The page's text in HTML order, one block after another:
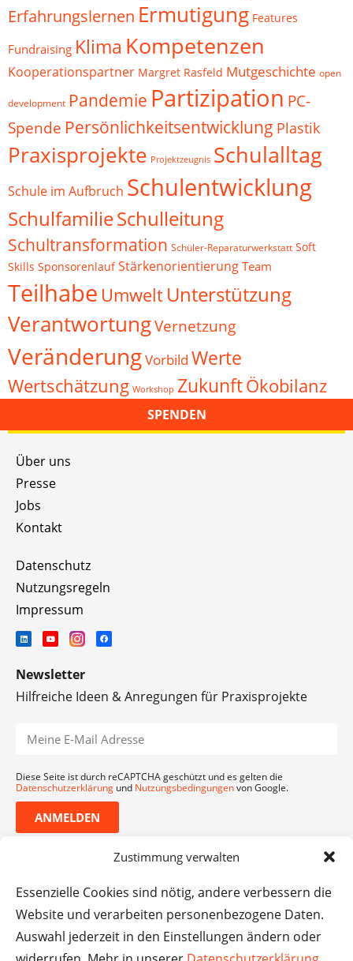
Zustimmung verwalten
Essenzielle Cookies sind nötig, andere verbessern die
Website und verarbeiten personenbezogene Daten.
Auswahl jederzeit in den Einstellungen ändern oder
Erfahrungslernen Ermutigung Features
Fundraising Klima Kompetenzen
Kooperationspartner Margret Rasfeld Mutgeschichte open
development Pandemie Partizipation PC-
Spende Persönlichkeitsentwicklung Plastik
Praxisprojekte Projektzeugnis Schulalltag
Schule im Aufbruch Schulentwicklung
SchulfamilieSchulleitung
Schultransformation Schüler-Reparaturwerkstatt Soft
Skills Sponsorenlauf Stärkenorientierung Team
Teilhabe Umwelt Unterstützung
VerantwortungVernetzung
VeränderungVorbild Werte
Wertschätzung Workshop ZukunftÖkobilanz
SPENDEN
Über uns
Presse
Jobs
Kontakt
Datenschutz
Nutzungsregeln
Impressum
Newsletter
Hilfreiche Ideen & Anregungen für Praxisprojekte
Diese Seite ist durch reCAPTCHA geschützt und es gelten die
Datenschutzerklärung und Nutzungsbedingungenvon Google.
ANMELDEN